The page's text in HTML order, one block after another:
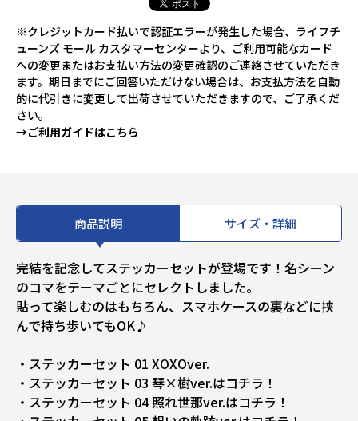
※クレジットカード払いで認証エラーが発生した場合、ライフチ
ューンズ モール カスタマーセンターより、ご利用可能なカード
への変更またはお支払い方法の変更確認のご連絡させていただき
ます。期日までにご回答いただけない場合は、お支払方法を自動
的に代引きに変更して出荷させていただきますので、ご了承くだ
さい。
→ご利用ガイドはこちら
商品説明 サイズ・詳細
完結を記念してステッカーセットが登場です！名シーン
のコマをテーマごとにセレクトしました。
貼って楽しむのはもちろん、スマホケースの裏などに挟
んで持ち歩いてもOK♪
・ステッカーセット 01 XOXOver.
・ステッカーセット 03 琴×樹ver.はコチラ！
・ステッカーセット 04 照れ世那ver.はコチラ！